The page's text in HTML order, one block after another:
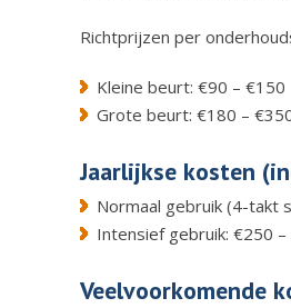
Richtprijzen per
Kleine beurt: €90 – €150
Grote beurt: €180 –
Jaarlijkse kosten
Normaal gebruik (4-takt
Intensief gebruik: €250
Veelvoorkomende